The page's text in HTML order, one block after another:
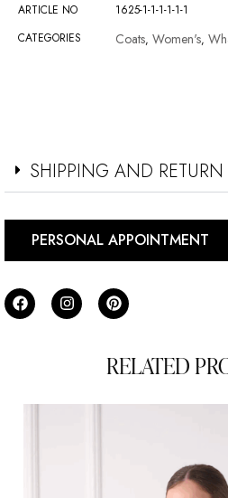
ARTICLE NO
1625-1-1-1-1-1-1
CATEGORIES
Coats, Women's,
SHIPPING AND RETURN
PERSONAL APPOINTMENT
RELATED